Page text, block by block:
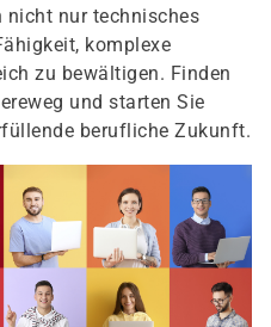
nicht nur technisches
komplexe
zu bewältigen. Finden
und starten Sie
berufliche Zukunft.